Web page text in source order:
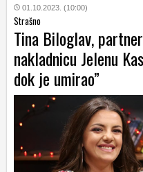
HRVATSKI
WEB
01.10.2023. (10:00)
Strašno
Tina Biloglav,
nakladnicu Jelenu
dok je umirao”